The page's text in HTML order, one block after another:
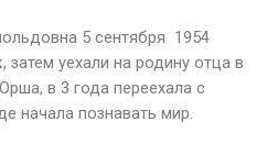
5 сентября 1954
уехали на родину отца в
в 3 года переехала с
начала познавать мир.